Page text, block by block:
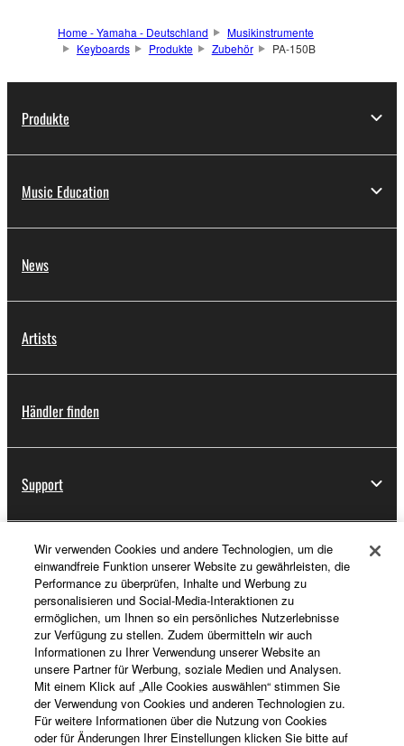
Home - Yamaha - Deutschland
Musikinstrumente
Keyboards
Produkte Zubehör PA-150B
Produkte
Music Education
News
Artists
Händler finden
Support
Registrierung von „Yamaha Music ID“
Über Yamaha
Deutschland - German
Business
Wir verwenden Cookies und andere Technologien, um die
einwandfreie Funktion unserer Website zu gewährleisten, die
Performance zu überprüfen, Inhalte und Werbung zu
personalisieren und Social-Media-Interaktionen zu
ermöglichen, um Ihnen so ein persönliches Nutzerlebnisse
zur Verfügung zu stellen. Zudem übermitteln wir auch
Informationen zu Ihrer Verwendung unserer Website an
unsere Partner für Werbung, soziale Medien und Analysen.
Mit einem Klick auf „Alle Cookies auswählen“ stimmen Sie
der Verwendung von Cookies und anderen Technologien zu.
Für weitere Informationen über die Nutzung von Cookies
oder für Änderungen Ihrer Einstellungen klicken Sie bitte auf